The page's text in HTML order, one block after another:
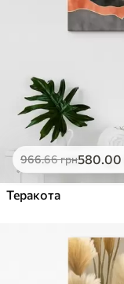
966.66грн580.00
Теракота